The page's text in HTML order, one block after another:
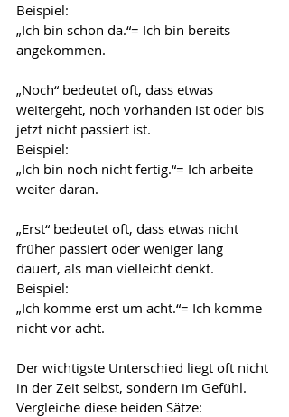
Beispiel:
„Ich bin schon da.“= Ich bin bereits
angekommen.
„Noch“ bedeutet oft, dass etwas
weitergeht, noch vorhanden ist oder bis
jetzt nicht passiert ist.
Beispiel:
„Ich bin noch nicht fertig.“= Ich arbeite
weiter daran.
„Erst“ bedeutet oft, dass etwas nicht
früher passiert oder weniger lang
dauert, als man vielleicht denkt.
Beispiel:
„Ich komme erst um acht.“= Ich komme
nicht vor acht.
Der wichtigste Unterschied liegt oft nicht
in der Zeit selbst, sondern im Gefühl.
Vergleiche diese beiden Sätze: